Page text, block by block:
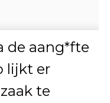
de aang*fte
lijkt er
te